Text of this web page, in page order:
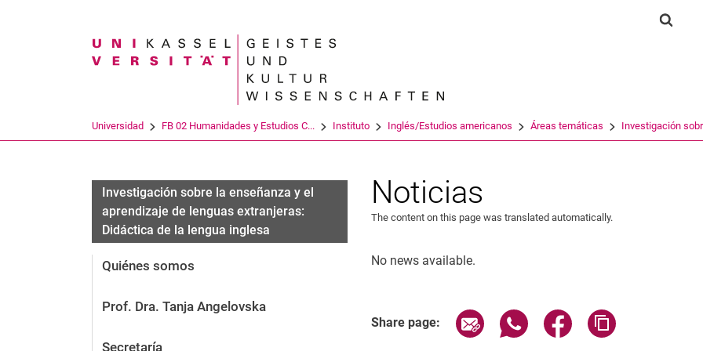
Jump directly to: content
Jump directly to: search
Jump directly to: main
Search term
Universidad FB 02 Humanidades y Estudios C... Instituto Inglés/Estudios americanos Áreas temáticas Investigación
Investigación sobre la enseñanza y el
aprendizaje de lenguas extranjeras:
Didáctica de la lengua inglesa
Quiénes somos
Prof. Dra. Tanja Angelovska
Secretaría
Noticias
The content on this page was translated automatically.
No news available.
Share page: Share page via email
Share page via WhatsApp
Share page via